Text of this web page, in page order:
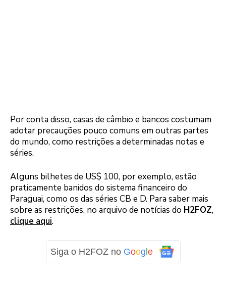
Por conta disso, casas de câmbio e bancos costumam
adotar precauções pouco comuns em outras partes
do mundo, como restrições a determinadas notas e
séries.
Alguns bilhetes de US$ 100, por exemplo, estão
praticamente banidos do sistema financeiro do
Paraguai, como os das séries CB e D. Para saber mais
sobre as restrições, no arquivo de notícias do H2FOZ,
clique aqui.
Siga o H2FOZ no Google